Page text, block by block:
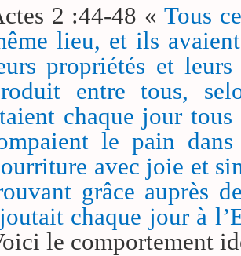
2 :44-48 «Tous
lieu, et ils
propriétés et
entre tous,
chaque jour
le pain
avec joie et
grâce auprès
chaque jour à
le comportement